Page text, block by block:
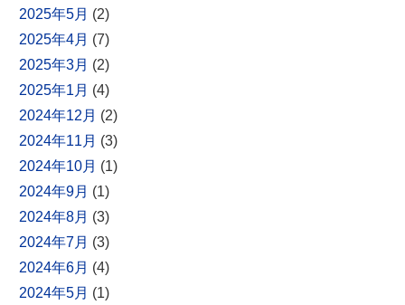
2025年5月 (2)
2025年4月 (7)
2025年3月 (2)
2025年1月 (4)
2024年12月 (2)
2024年11月 (3)
2024年10月 (1)
2024年9月 (1)
2024年8月 (3)
2024年7月 (3)
2024年6月 (4)
2024年5月 (1)